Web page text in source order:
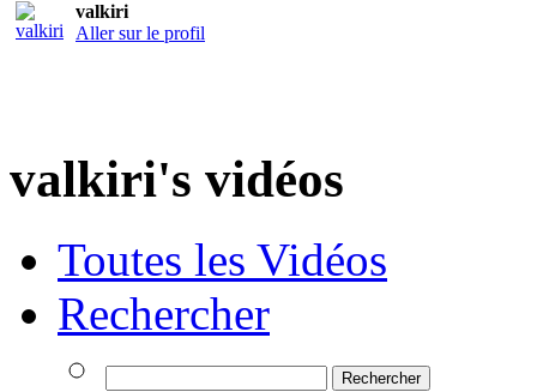
valkiri
Aller sur le profil
valkiri's vidéos
Toutes les Vidéos
Rechercher